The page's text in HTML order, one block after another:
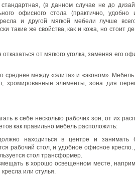
(в данном случае не до
офисного стола (практично,
и другой мягкой мебели лучше
такие же свойства, как и кожа, но стоит
от мягкого уголка, заменяя его
среднее между «элита» и «эконом».
хромированные элементы, зона для
в себе несколько рабочих зон, от их
как правильно мебель расположить:
находиться в центре и занимать
рабочий стол, и удобное офисное
стол трансформер.
в хорошо освещенном месте,
или стулья.